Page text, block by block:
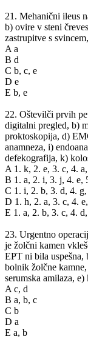
21. Mehanični ileus
b) ovire v steni
zastrupitve s
A a
B d
C b, c, e
D e
E b, e
22. Oštevilči prvih
digitalni pregled, b)
proktoskopija, d)
anamneza, i)
defekografija, k)
A 1. k, 2. e, 3. c, 4.
B 1. a, 2. i, 3. j, 4. e,
C 1. i, 2. b, 3. d, 4.
D 1. h, 2. a, 3. c, 4.
E 1. a, 2. b, 3. c, 4.
23. Urgentno
je žolčni kamen
EPT ni bila uspešna,
bolnik žolčne
serumska amilaza, e)
A c, d
B a, b, c
C b
D a
E a, b